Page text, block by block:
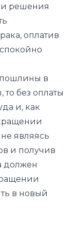
решения
оплатив
в
то без оплаты
и, как
являясь
и получив
должен
в новый